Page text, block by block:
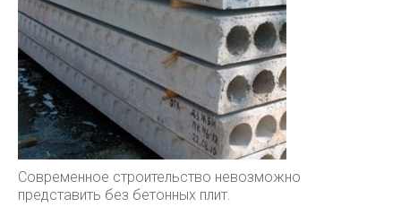
Современное строительство невозможно
представить без бетонных плит.